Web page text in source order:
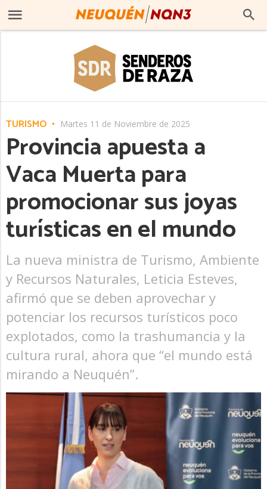
TURISMO Martes 11 de Noviembre de 2025
Provincia apuesta a
Vaca Muerta para
promocionar sus joyas
turísticas en el mundo
La nueva ministra de Turismo, Ambiente
y Recursos Naturales, Leticia Esteves,
afirmó que se deben aprovechar y
potenciar los recursos turísticos poco
explotados, como la trashumancia y la
cultura rural, ahora que “el mundo está
mirando a Neuquén”.